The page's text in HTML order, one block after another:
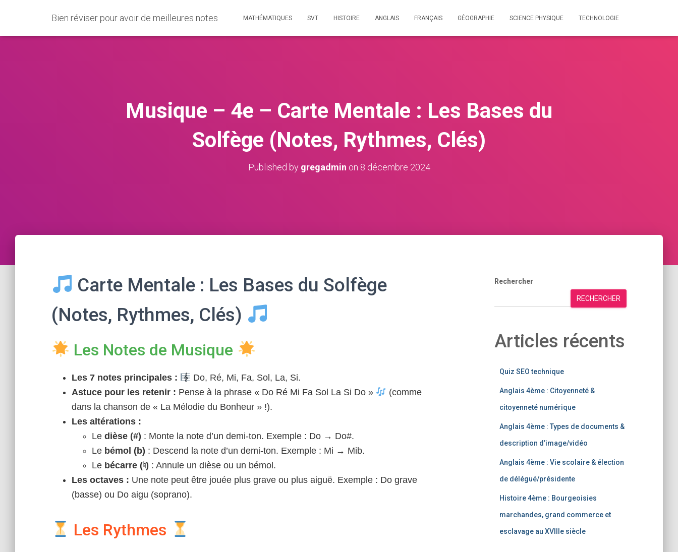
Bien réviser pour avoir de meilleures notes MATHÉMATIQUES SVT HISTOIRE ANGLAIS FRANÇAIS GÉOGRAPHIE SCIENCE PHYSIQUE TECHNOLOGIE
Musique – 4e – Carte Mentale : Les Bases du
Solfège (Notes, Rythmes, Clés)
Published by gregadmin on 8 décembre 2024
Carte Mentale : Les Bases du Solfège
(Notes, Rythmes, Clés)
Les Notes de Musique
Les 7 notes principales :
Do, Ré, Mi, Fa, Sol, La, Si.
Astuce pour les retenir : Pense à la phrase « Do Ré Mi Fa Sol La Si Do »
(comme
dans la chanson de « La Mélodie du Bonheur » !).
Les altérations :
Le dièse (#) : Monte la note d’un demi-ton. Exemple : Do → Do#.
Le bémol (b) : Descend la note d’un demi-ton. Exemple : Mi → Mib.
Le bécarre (♮) : Annule un dièse ou un bémol.
Les octaves : Une note peut être jouée plus grave ou plus aiguë. Exemple : Do grave
(basse) ou Do aigu (soprano).
Les Rythmes
Rechercher
RECHERCHER
Articles récents
Quiz SEO technique
Anglais 4ème : Citoyenneté &
citoyenneté numérique
Anglais 4ème : Types de documents &
description d’image/vidéo
Anglais 4ème : Vie scolaire & élection
de délégué/présidente
Histoire 4ème : Bourgeoisies
marchandes, grand commerce et
esclavage au XVIIIe siècle